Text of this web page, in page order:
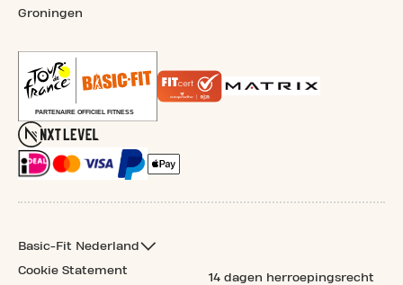
Groningen
Basic-Fit Nederland
Cookie Statement
14 dagen herroepingsrecht